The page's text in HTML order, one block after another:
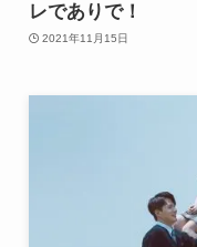
レでありで！
2021年11月15日